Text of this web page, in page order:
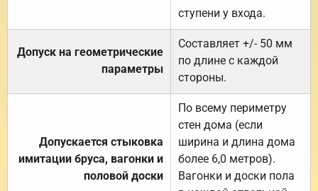
ступени у входа.
Допуск на геометрические
параметры
Составляет +/- 50 мм
по длине с каждой
стороны.
Допускается стыковка
имитации бруса, вагонки и
половой доски
По всему периметру
стен дома (если
ширина и длина дома
более 6,0 метров).
Вагонки и доски пола